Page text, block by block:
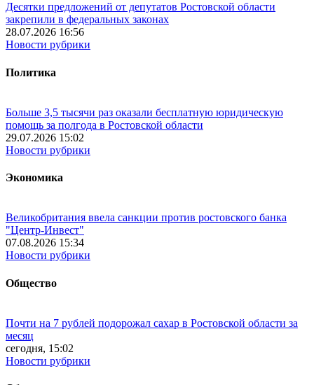
Десятки предложений от депутатов Ростовской области
закрепили в федеральных законах
28.07.2026 16:56
Новости рубрики
Политика
Больше 3,5 тысячи раз оказали бесплатную юридическую
помощь за полгода в Ростовской области
29.07.2026 15:02
Новости рубрики
Экономика
Великобритания ввела санкции против ростовского банка
"Центр-Инвест"
07.08.2026 15:34
Новости рубрики
Общество
Почти на 7 рублей подорожал сахар в Ростовской области за
месяц
сегодня, 15:02
Новости рубрики